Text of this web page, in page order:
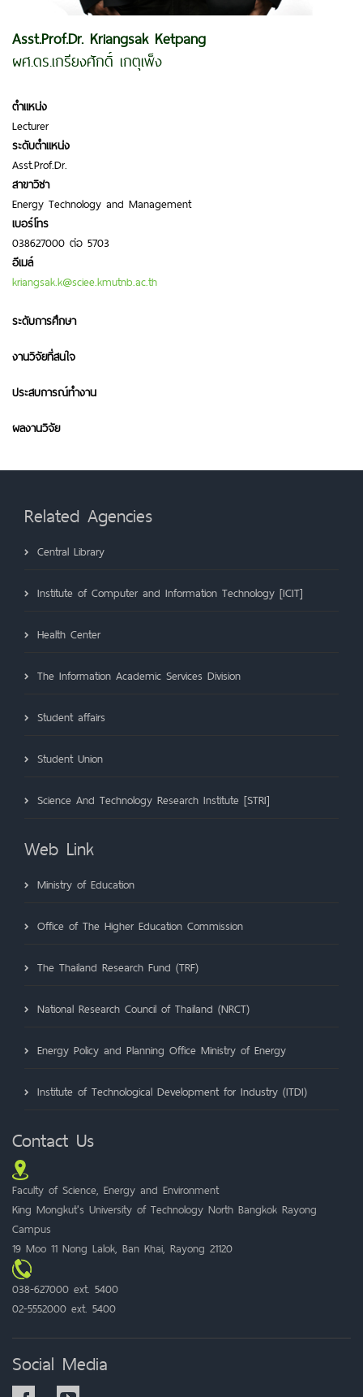
Asst.Prof.Dr. Kriangsak Ketpang
ผศ.ดร.เกรียงศักดิ์ เกตุเพ็ง
ตำแหน่ง
Lecturer
ระดับตำแหน่ง
Asst.Prof.Dr.
สาขาวิชา
Energy Technology and Management
เบอร์โทร
038627000 ต่อ 5703
อีเมล์
kriangsak.k@sciee.kmutnb.ac.th
ระดับการศึกษา
งานวิจัยที่สนใจ
ประสบการณ์ทำงาน
ผลงานวิจัย
Related Agencies
Central Library
Institute of Computer and Information Technology [ICIT]
Health Center
The Information Academic Services Division
Student affairs
Student Union
Science And Technology Research Institute [STRI]
Web Link
Ministry of Education
Office of The Higher Education Commission
The Thailand Research Fund (TRF)
National Research Council of Thailand (NRCT)
Energy Policy and Planning Office Ministry of Energy
Institute of Technological Development for Industry (ITDI)
Contact Us
Faculty of Science, Energy and Environment
King Mongkut's University of Technology North Bangkok Rayong
Campus
19 Moo 11 Nong Lalok, Ban Khai, Rayong 21120
038-627000 ext. 5400
02-5552000 ext. 5400
Social Media